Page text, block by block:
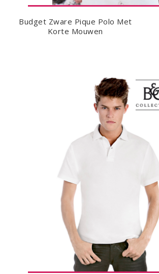
Budget Zware Pique Polo Met
Korte Mouwen